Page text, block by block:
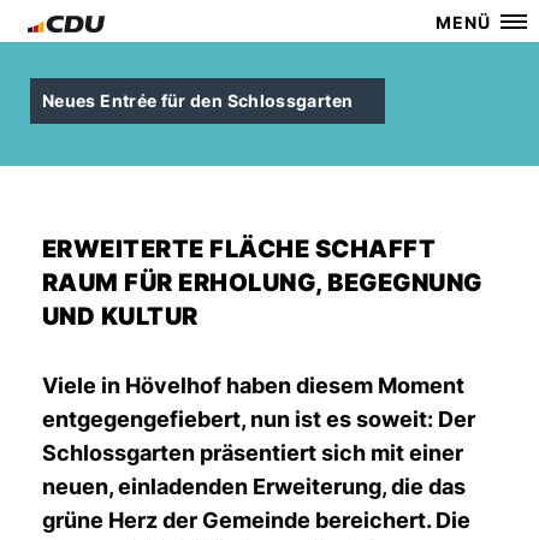
MENÜ
Neues Entrée für den Schlossgarten
ERWEITERTE FLÄCHE SCHAFFT
RAUM FÜR ERHOLUNG, BEGEGNUNG
UND KULTUR
Viele in Hövelhof haben diesem Moment
entgegengefiebert, nun ist es soweit: Der
Schlossgarten präsentiert sich mit einer
neuen, einladenden Erweiterung, die das
grüne Herz der Gemeinde bereichert. Die